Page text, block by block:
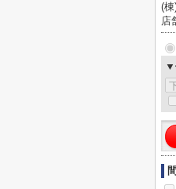
(
店
▼